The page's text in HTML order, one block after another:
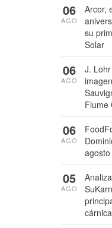
Arcor,
su
Solar
06
AGO
J.
Flume
06
AGO
agosto
06
AGO
05
AGO